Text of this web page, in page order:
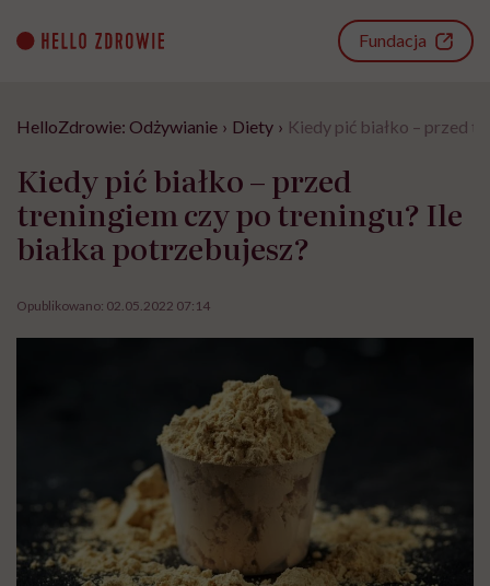
content
Fundacja
HelloZdrowie: Odżywianie › Diety › Kiedy pić białko – przed
Kiedy pić białko – przed
treningiem czy po treningu? Ile
białka potrzebujesz?
Opublikowano: 02.05.2022 07:14